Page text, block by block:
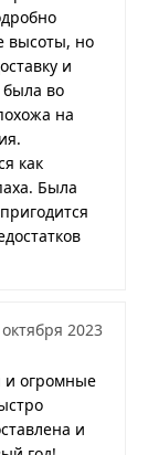
высоты, но
и
во
на
как
Была
2023
и огромные
и